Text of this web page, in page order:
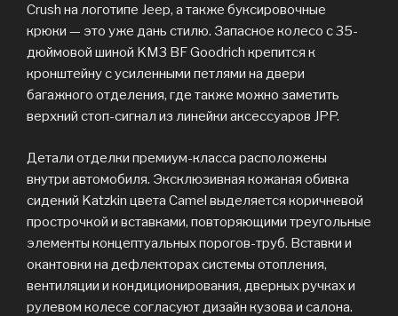
Crush на логотипе Jeep, а также буксировочные
крюки — это уже дань стилю. Запасное колесо с 35-
дюймовой шиной KM3 BF Goodrich крепится к
кронштейну с усиленными петлями на двери
багажного отделения, где также можно заметить
верхний стоп-сигнал из линейки аксессуаров JPP.
Детали отделки премиум-класса расположены
внутри автомобиля. Эксклюзивная кожаная обивка
сидений Katzkin цвета Camel выделяется коричневой
прострочкой и вставками, повторяющими треугольные
элементы концептуальных порогов-труб. Вставки и
окантовки на дефлекторах системы отопления,
вентиляции и кондиционирования, дверных ручках и
рулевом колесе согласуют дизайн кузова и салона.